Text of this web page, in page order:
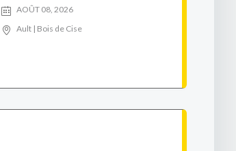
AOÛT 08, 2026
Ault | Bois de Cise